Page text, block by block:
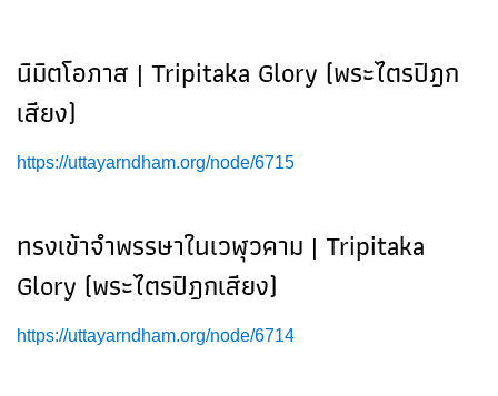
นิมิตโอภาส | Tripitaka Glory (พระไตรปิฎก
เสียง)
https://uttayarndham.org/node/6715
ทรงเข้าจำพรรษาในเวฬุวคาม | Tripitaka
Glory (พระไตรปิฎกเสียง)
https://uttayarndham.org/node/6714